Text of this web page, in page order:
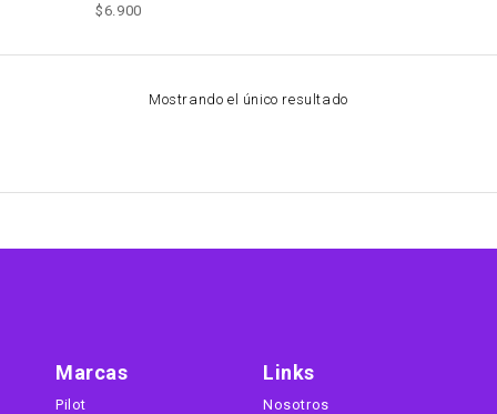
$6.900
Mostrando el único resultado
Marcas
Pilot
Links
Nosotros